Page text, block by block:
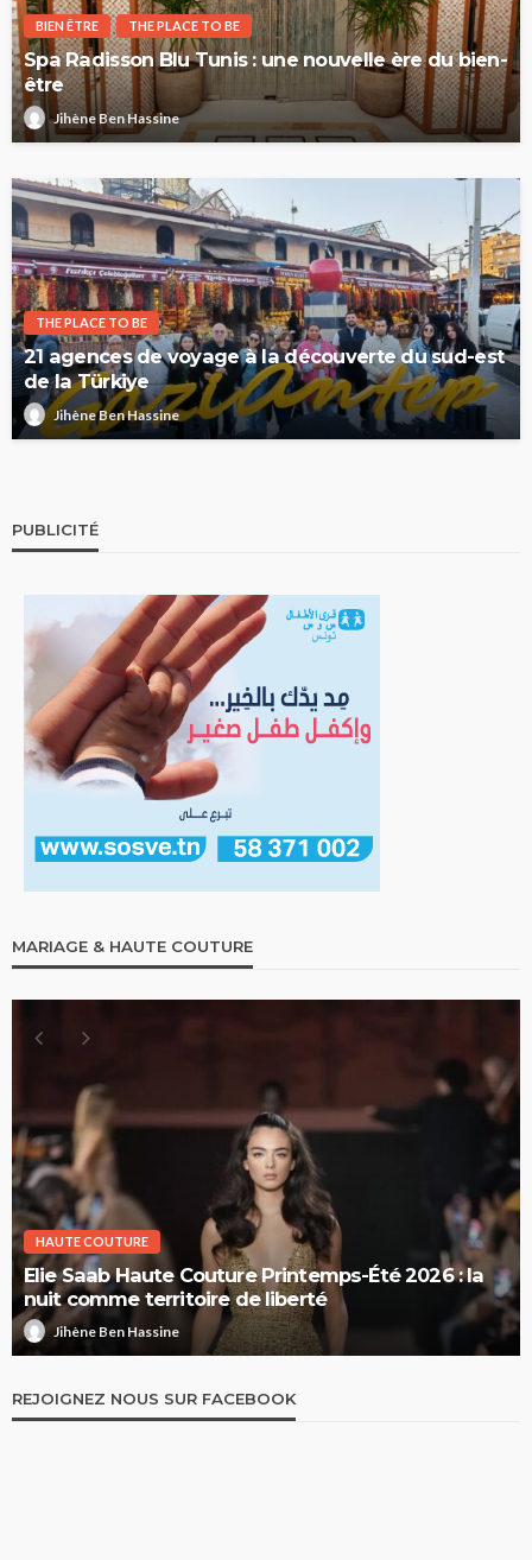
BIEN ÊTRE THE PLACE TO BE
Spa Radisson Blu Tunis : une nouvelle ère du bien-
être
Jihène Ben Hassine
THE PLACE TO BE
21 agences de voyage à la découverte du sud-est
de la Türkiye
Jihène Ben Hassine
PUBLICITÉ
MARIAGE & HAUTE COUTURE
HAUTE COUTURE
Elie Saab Haute Couture Printemps-Été 2026 : la
nuit comme territoire de liberté
Jihène Ben Hassine
REJOIGNEZ NOUS SUR FACEBOOK